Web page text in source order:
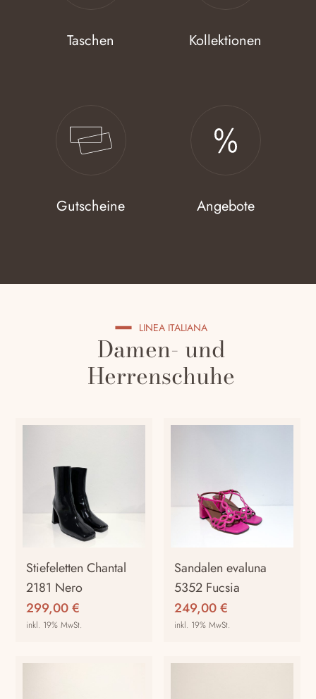
Taschen Kollektionen
Gutscheine Angebote
LINEA ITALIANA
Damen- und
Herrenschuhe
Stiefeletten Chantal
2181 Nero
299,00€
inkl. 19% MwSt.
Sandalen evaluna
5352 Fucsia
249,00€
inkl. 19% MwSt.